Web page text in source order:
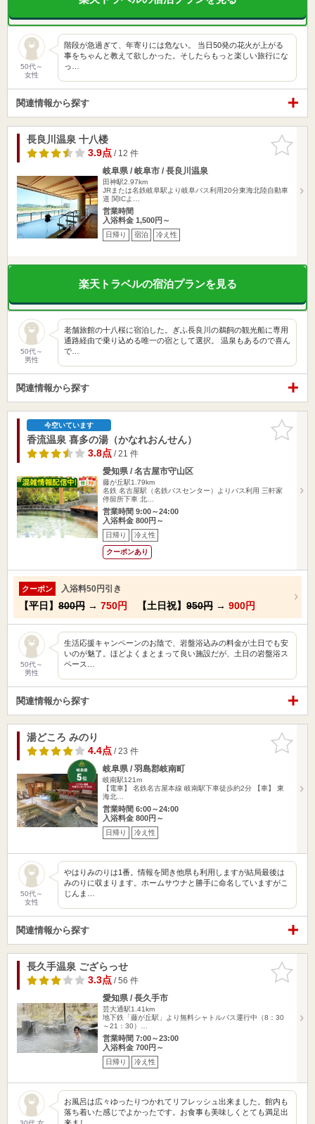
50代～
女性
階段が急過ぎて、年寄りには危ない。 当日50発の花火が上がる
事をちゃんと教えて欲しかった。そしたらもっと楽しい旅行にな
っ…
関連情報から探す
お気に入
りに追加
長良川温泉 十八楼
3.9点/ 12 件
岐阜県 / 岐阜市 / 長良川温泉
田神駅2.97km
JRまたは名鉄岐阜駅より岐阜バス利用20分東海北陸自動車
道 関ICよ…
営業時間
入浴料金 1,500円～
日帰り 宿泊 冷え性
楽天トラベルの宿泊プランを見る
50代～
男性
老舗旅館の十八桜に宿泊した。ぎふ長良川の鵜飼の観光船に専用
通路経由で乗り込める唯一の宿として選択。 温泉もあるので喜ん
で…
関連情報から探す
お気に入
りに追加
今空いています
香流温泉 喜多の湯（かなれおんせん）
3.8点/ 21 件
愛知県 / 名古屋市守山区
藤が丘駅1.79km
名鉄 名古屋駅（名鉄バスセンター）よりバス利用 三軒家
停留所下車 北…
営業時間 9:00～24:00
入浴料金 800円～
日帰り 冷え性
クーポンあり
クーポン 入浴料50円引き
【平日】 800円 → 750円 【土日祝】 950円 → 900円
50代～
男性
生活応援キャンペーンのお陰で、岩盤浴込みの料金が土日でも安
いのが魅了。ほどよくまとまって良い施設だが、土日の岩盤浴ス
ペース…
関連情報から探す
お気に入
りに追加
湯どころ みのり
4.4点/ 23 件
岐阜県 / 羽島郡岐南町
岐南駅121m
【電車】 名鉄名古屋本線 岐南駅下車徒歩約2分 【車】 東
海北…
営業時間 6:00～24:00
入浴料金 800円～
日帰り 冷え性
50代～
女性
やはりみのりは1番。情報を聞き他県も利用しますが結局最後は
みのりに収まります。ホームサウナと勝手に命名していますがこ
じんま…
関連情報から探す
お気に入
りに追加
長久手温泉 ござらっせ
3.3点/ 56 件
愛知県 / 長久手市
芸大通駅1.41km
地下鉄「藤が丘駅」より無料シャトルバス運行中（8：30
～21：30）…
営業時間 7:00～23:00
入浴料金 700円～
日帰り 冷え性
お風呂は広々ゆったりつかれてリフレッシュ出来ました。館内も
落ち着いた感じでよかったです。お食事も美味しくとても満足出